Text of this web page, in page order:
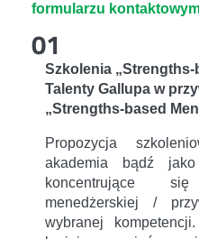
formularzu
01
Szkolenia
Talenty Gallupa w
„Strengths-based
Propozycja
akademia bądź
koncentrujące
menedżerskiej /
wybranej